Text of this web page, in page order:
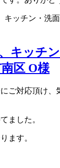
キッチ
区 O様
ご対応頂け、
ました。
ます。